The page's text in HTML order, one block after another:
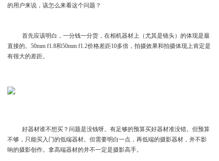
的用户来说，该怎么来看这个问题？
首先应该明白，一分钱一分货，在相机器材上（尤其是镜头）的体现是最
直接的。50mm f1.8和50mm f1.2价格差距10多倍，拍摄效果和拍摄体现上肯定是
有很大的差距。
好器材谁不想买？问题是没钱呀。有足够的预算买好器材准没错。但预算
不够，只能买入门的低端器材。但需要明白一点，再低端的摄影器材，并不影
响的摄影创作。拿高端器材的并不一定是摄影高手。